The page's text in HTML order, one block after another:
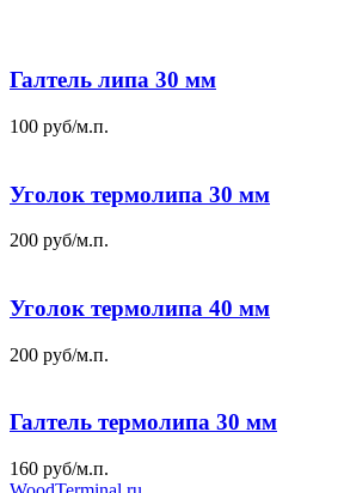
Галтель липа 30 мм
100 руб/м.п.
Уголок термолипа 30 мм
200 руб/м.п.
Уголок термолипа 40 мм
200 руб/м.п.
Галтель термолипа 30 мм
160 руб/м.п.